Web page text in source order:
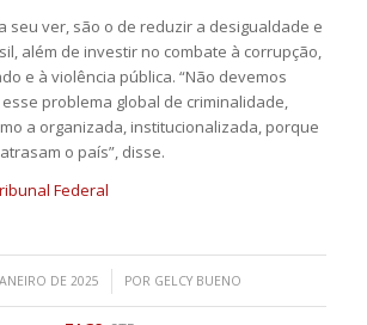
seu ver, são o de reduzir a desigualdade e
além de investir no combate à corrupção,
e à violência pública. “Não devemos
problema global de criminalidade,
a organizada, institucionalizada, porque
o país”, disse.
Federal
DE 2025
/ POR GELCY BUENO